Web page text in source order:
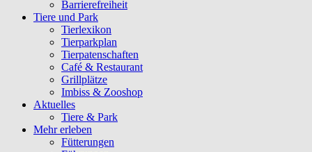
Barrierefreiheit
Tiere und Park
Tierlexikon
Tierparkplan
Tierpatenschaften
Café & Restaurant
Grillplätze
Imbiss & Zooshop
Aktuelles
Tiere & Park
Mehr erleben
Fütterungen